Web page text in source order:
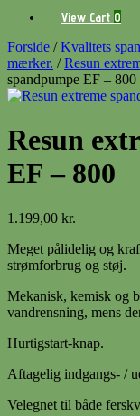
View
cart
View Cart 0
Forside /Kvalitets
mærker. /Resun
spandpumpe EF – 800
Resun
EF – 800
1.199,00 kr.
Meget pålidelig og
strømforbrug og støj.
Mekanisk, kemisk og
vandrensning, mens
Hurtigstart-knap.
Aftagelig indgangs- /
Velegnet til både